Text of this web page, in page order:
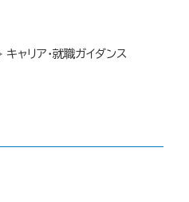
キャリア・就職ガイダンス